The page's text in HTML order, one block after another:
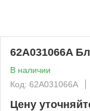
62A031066A
В наличии
Код: 62A031066A
Цену